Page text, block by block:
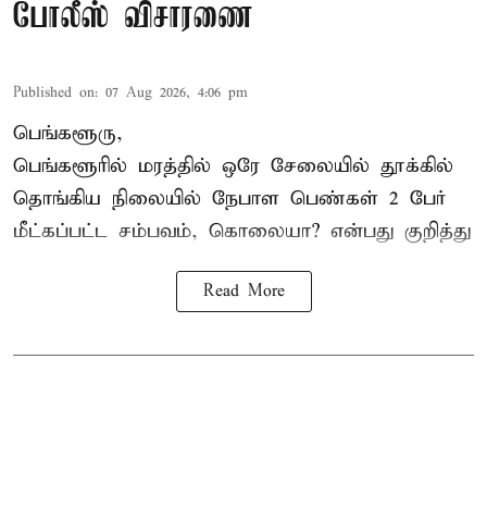
போலீஸ் விசாரணை
Published on: 07 Aug 2026, 4:06 pm
பெங்களூரு,
பெங்களூரில் மரத்தில் ஒரே சேலையில் தூக்கில்
தொங்கிய நிலையில் நேபாள பெண்கள் 2 பேர்
மீட்கப்பட்ட சம்பவம், கொலையா? என்பது குறித்து
Read More